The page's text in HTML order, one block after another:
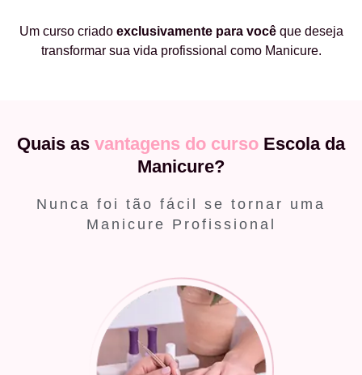
Um curso criado exclusivamente para vocêque deseja
transformar sua vida profissional como Manicure.
Quais as vantagens do curso Escola da
Manicure?
Nunca foi tão fácil se tornar uma
Manicure Profissional